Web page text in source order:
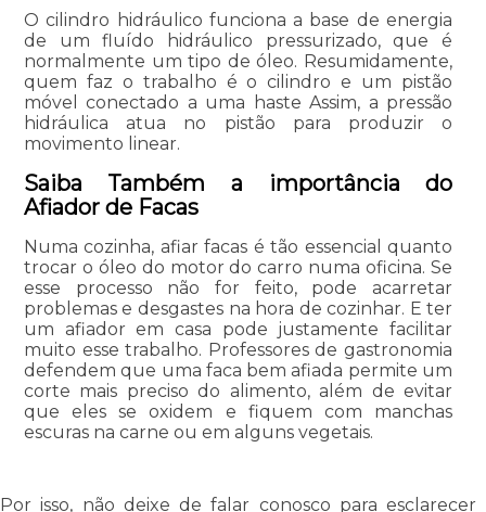
O cilindro hidráulico funciona a base de energia
de um fluído hidráulico pressurizado, que é
normalmente um tipo de óleo. Resumidamente,
quem faz o trabalho é o cilindro e um pistão
móvel conectado a uma haste Assim, a pressão
hidráulica atua no pistão para produzir o
movimento linear.
Saiba Também a importância do
Afiador de Facas
Numa cozinha, afiar facas é tão essencial quanto
trocar o óleo do motor do carro numa oficina. Se
esse processo não for feito, pode acarretar
problemas e desgastes na hora de cozinhar. E ter
um afiador em casa pode justamente facilitar
muito esse trabalho. Professores de gastronomia
defendem que uma faca bem afiada permite um
corte mais preciso do alimento, além de evitar
que eles se oxidem e fiquem com manchas
escuras na carne ou em alguns vegetais.
Por isso, não deixe de falar conosco para esclarecer